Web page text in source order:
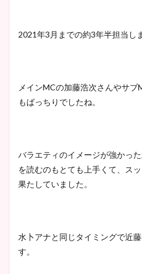
2021年3月までの約3年半担当し
メインMCの加藤浩次さんやサ
もばっちりでしたね。
バラエティのイメージが強かっ
を読むのもとても上手くて、ス
果たしていました。
水卜アナと同じタイミングで近
す。